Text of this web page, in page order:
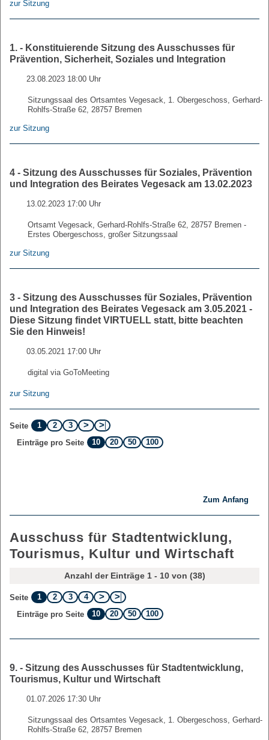
zur Sitzung
1. - Konstituierende Sitzung des Ausschusses für
Prävention, Sicherheit, Soziales und Integration
23.08.2023 18:00 Uhr
Sitzungssaal des Ortsamtes Vegesack, 1. Obergeschoss, Gerhard-
Rohlfs-Straße 62, 28757 Bremen
zur Sitzung
4 - Sitzung des Ausschusses für Soziales, Prävention
und Integration des Beirates Vegesack am 13.02.2023
13.02.2023 17:00 Uhr
Ortsamt Vegesack, Gerhard-Rohlfs-Straße 62, 28757 Bremen -
Erstes Obergeschoss, großer Sitzungssaal
zur Sitzung
3 - Sitzung des Ausschusses für Soziales, Prävention
und Integration des Beirates Vegesack am 3.05.2021 -
Diese Sitzung findet VIRTUELL statt, bitte beachten
Sie den Hinweis!
03.05.2021 17:00 Uhr
digital via GoToMeeting
zur Sitzung
Seite 1 2
3
Einträge pro Seite
10 20 50 100
Zum Anfang
Ausschuss für Stadtentwicklung,
Tourismus, Kultur und Wirtschaft
Anzahl der Einträge 1 - 10 von (38)
Seite 1 2 3
4
Einträge pro Seite
10 20 50 100
9. - Sitzung des Ausschusses für Stadtentwicklung,
Tourismus, Kultur und Wirtschaft
01.07.2026 17:30 Uhr
Sitzungssaal des Ortsamtes Vegesack, 1. Obergeschoss, Gerhard-
Rohlfs-Straße 62, 28757 Bremen